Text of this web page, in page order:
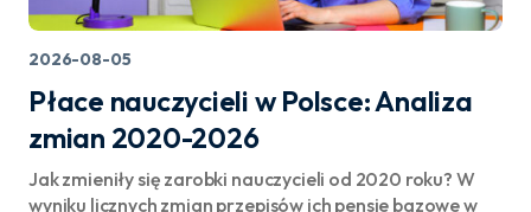
2026-08-05
Płace nauczycieli w Polsce: Analiza
zmian 2020-2026
Jak zmieniły się zarobki nauczycieli od 2020 roku? W
wyniku licznych zmian przepisów ich pensje bazowe w